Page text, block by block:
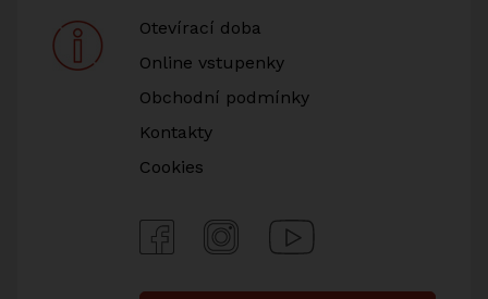
Otevírací doba
Online vstupenky
Obchodní podmínky
Kontakty
Cookies